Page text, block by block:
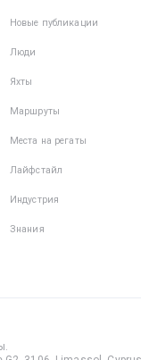
Новые публикации
Люди
Яхты
Маршруты
Места на регаты
Лайфстайл
Индустрия
Знания
.